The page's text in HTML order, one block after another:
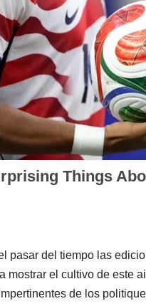
pasar del tiempo las
mostrar el cultivo de este
de los